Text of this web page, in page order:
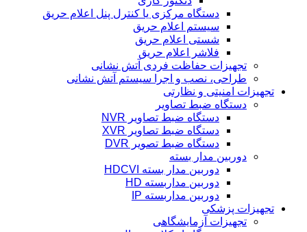
دستگاه مرکزی یا کنترل پنل اعلام حریق
سیستم اعلام حریق
شستی اعلام حریق
فلاشر اعلام حریق
تجهیزات حفاظت فردی آتش نشانی
طراحی، نصب و اجرا سیستم آتش نشانی
تجهیزات امنیتی و نظارتی
دستگاه ضبط تصاویر
دستگاه ضبط تصاویر NVR
دستگاه ضبط تصاویر XVR
دستگاه ضبط تصویر DVR
دوربین مدار بسته
دوربین مدار بسته HDCVI
دوربین مداربسته HD
دوربین مداربسته IP
تجهیزات پزشکی
تجهیزات آزمایشگاهی